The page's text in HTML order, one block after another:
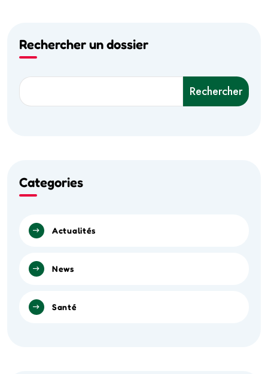
Rechercher un dossier
Rechercher
Categories
Actualités
News
Santé